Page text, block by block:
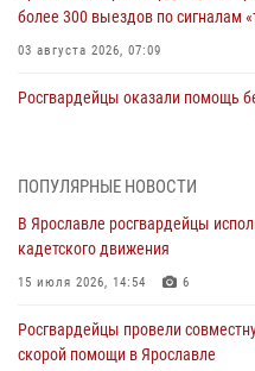
более 300 выездов по сигналам
03 августа 2026, 07:09
Росгвардейцы оказали помощь
Росгвардейцы изъяли 41 единицу
нарушением законодательства
30 июля 2026, 11:51
В региональном управлении
приуроченный к празднику
ПОПУЛЯРНЫЕ НОВОСТИ
В Ярославле росгвардейцы
кадетского движения
15 июля 2026, 14:54 6
Росгвардейцы провели
скорой помощи в Ярославле